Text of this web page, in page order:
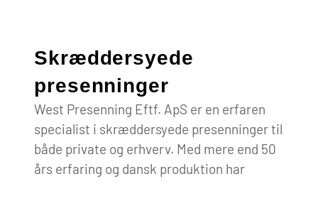
Skræddersyede
presenninger
West Presenning Eftf. ApS er en erfaren
specialist i skræddersyede presenninger til
både private og erhverv. Med mere end 50
års erfaring og dansk produktion har